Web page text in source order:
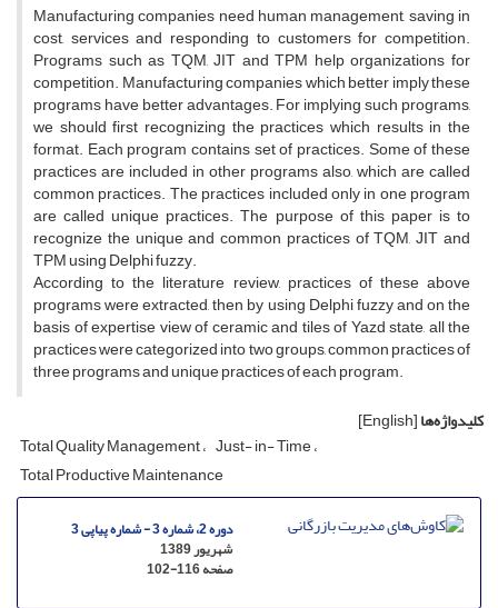
Manufacturing companies need human management, saving in
cost, services and responding to customers for competition.
Programs such as TQM, JIT and TPM help organizations for
competition. Manufacturing companies which better imply these
programs have better advantages. For implying such programs,
we should first recognizing the practices which results in the
format. Each program contains set of practices. Some of these
practices are included in other programs also, which are called
common practices. The practices included only in one program
are called unique practices. The purpose of this paper is to
recognize the unique and common practices of TQM, JIT and
TPM using Delphi fuzzy.
According to the literature review, practices of these above
programs were extracted, then by using Delphi fuzzy and on the
basis of expertise view of ceramic and tiles of Yazd state, all the
practices were categorized into two groups, common practices of
three programs and unique practices of each program.
کلیدواژه‌ها[English]
Total Quality Management Just- in- Time
Total Productive Maintenance
دوره 2، شماره 3 - شماره پیاپی 3
شهریور 1389
صفحه102-116